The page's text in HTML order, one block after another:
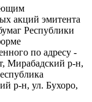
акций эмитента
Республики
по адресу -
Мирабадский р-н,
р-н, ул. Бухоро,